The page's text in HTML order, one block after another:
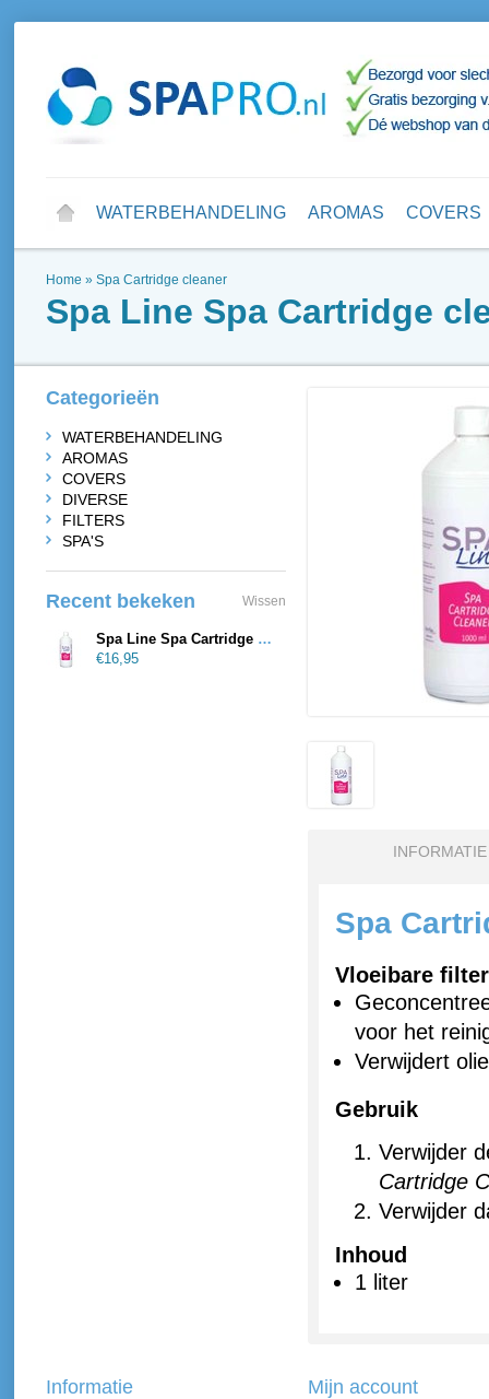
WATERBEHANDELING AROMAS COVERS
Home » Spa Cartridge cleaner
Spa Line Spa Cartridge
INFORMATIE
Spa
Vloeibare
voor het
Verwijdert
Gebruik
Verwijder
Cartridge
Verwijder
Inhoud
1 liter
Categorieën
WATERBEHANDELING
AROMAS
COVERS
DIVERSE
FILTERS
SPA'S
Recent bekeken Wissen
Spa Line Spa Cartridge cleaner
€16,95
Informatie Mijn account